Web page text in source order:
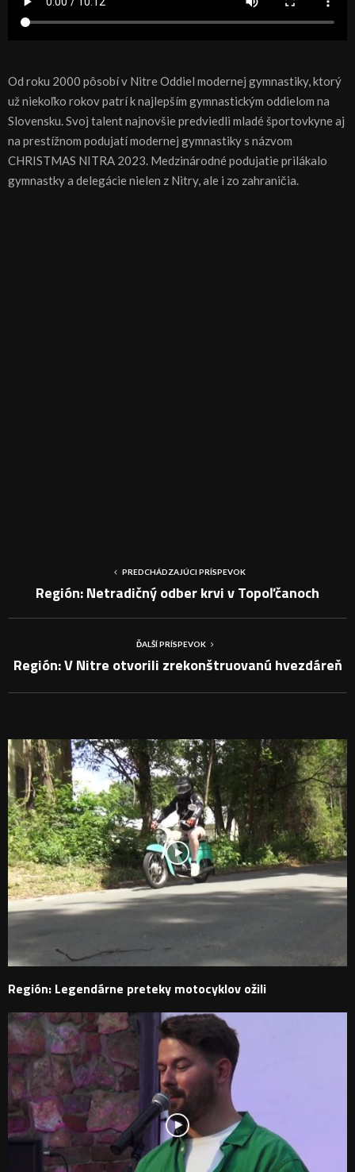
Od roku 2000 pôsobí v Nitre Oddiel modernej gymnastiky, ktorý
už niekoľko rokov patrí k najlepším gymnastickým oddielom na
Slovensku. Svoj talent najnovšie predviedli mladé športovkyne aj
na prestížnom podujatí modernej gymnastiky s názvom
CHRISTMAS NITRA 2023. Medzinárodné podujatie prilákalo
gymnastky a delegácie nielen z Nitry, ale i zo zahraničia.
PREDCHÁDZAJÚCI PRÍSPEVOK
Región: Netradičný odber krvi v Topoľčanoch
ĎALŠÍ PRÍSPEVOK
Región: V Nitre otvorili zrekonštruovanú hvezdáreň
Región: Legendárne preteky motocyklov ožili